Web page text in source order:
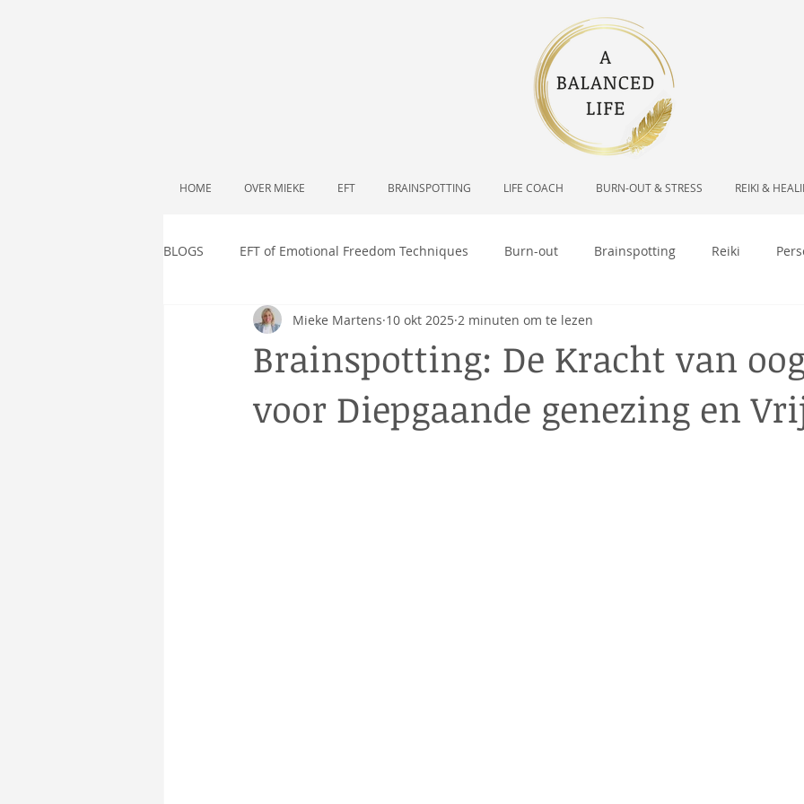
HOME OVER MIEKE EFT BRAINSPOTTING LIFE COACH BURN-OUT & STRESS REIKI &
BLOGS EFT of Emotional Freedom Techniques Burn-out Brainspotting Reiki
Brainspotting: De Kracht van
voor Diepgaande genezing en
Mieke Martens 10 okt 2025 2 minuten om te lezen